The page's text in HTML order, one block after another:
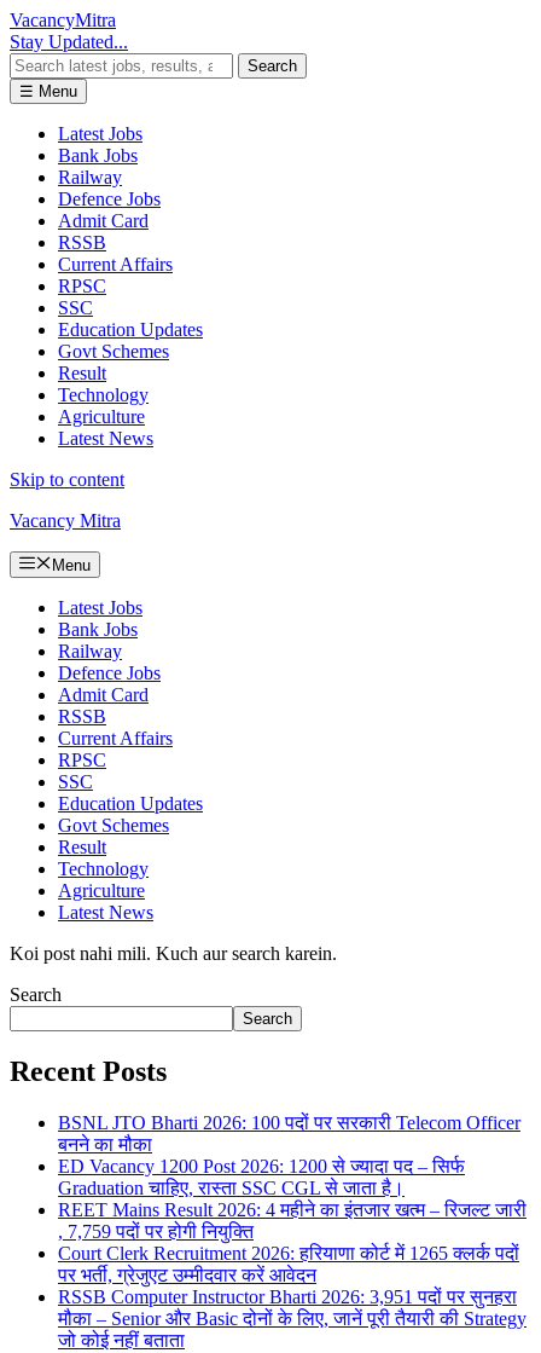
VacancyMitra
Stay Updated...
Search
☰ Menu
Latest Jobs
Bank Jobs
Railway
Defence Jobs
Admit Card
RSSB
Current Affairs
RPSC
SSC
Education Updates
Govt Schemes
Result
Technology
Agriculture
Latest News
Skip to content
Vacancy Mitra
Menu
Latest Jobs
Bank Jobs
Railway
Defence Jobs
Admit Card
RSSB
Current Affairs
RPSC
SSC
Education Updates
Govt Schemes
Result
Technology
Agriculture
Latest News
Koi post nahi mili. Kuch aur search karein.
Search
Search
Recent Posts
BSNL JTO Bharti 2026: 100 पदों पर सरकारी Telecom Officer
बनने का मौका
ED Vacancy 1200 Post 2026: 1200 से ज्यादा पद – सिर्फ
Graduation चाहिए, रास्ता SSC CGL से जाता है।
REET Mains Result 2026: 4 महीने का इंतजार खत्म – रिजल्ट जारी
, 7,759 पदों पर होगी नियुक्ति
Court Clerk Recruitment 2026: हरियाणा कोर्ट में 1265 क्लर्क पदों
पर भर्ती, ग्रेजुएट उम्मीदवार करें आवेदन
RSSB Computer Instructor Bharti 2026: 3,951 पदों पर सुनहरा
मौका – Senior और Basic दोनों के लिए, जानें पूरी तैयारी की Strategy
जो कोई नहीं बताता